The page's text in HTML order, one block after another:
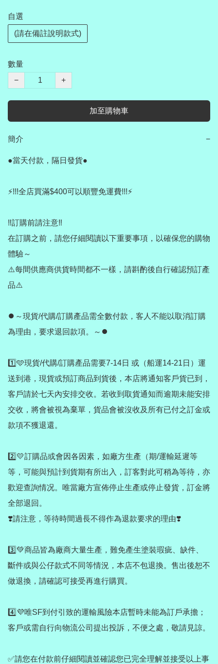
自選
(請在備註說明款式)
數量
−
+
加至購物車
簡介 −
●當天付款，隔日發貨●
⚡️!!!全店買滿$400可以順豐免運費!!!⚡️
‼️訂購前請注意‼️
在訂購之前，請您仔細閱讀以下重要事項，以確保您的購物
體驗～
⚠️每間供應商供貨時間都不一樣，請斟酌後自行確認預訂產
品⚠️
⏺️～現貨/代購/訂購產品需全數付款，客人不能以取消訂購
為理由，要求退回款項。～⏺️
1️⃣🩵現貨/代購/訂購產品需要7-14日 或（船運14-21日）運
送到港，現貨或預訂商品到貨後，本店將通知客戶貨已到，
客戶請於七天內安排交收。若收到取貨通知而逾期未能安排
交收，將會被視為棄單，貨品會被沒收及所有已付之訂金或
款項不獲退還。
2️⃣💛訂購品或會因各因素，如廠方生產（期/運輸延遲等
等，可能與預計到貨期有所出入，訂客對此可稍為等待，亦
歡迎查詢情况。唯當廠方宣佈停止生產或停止發貨，訂金將
全部退回。
❣️請注意，等待時間過長不得作為退款要求的理由❣️
3️⃣💚商品皆為廠商大量生產，難免產生塗裝瑕疵、缺件、
斷件或與公仔款式不同等情況，本店不包退換。售出後恕不
做退換，請確認可接受再進行購買。
4️⃣💜唯SF到付引致的運輸風險本店暫時未能為訂戶承擔；
客戶或需自行向物流公司提出投訴，不便之處，敬請見諒。
✅請您在付款前仔細閱讀並確認您已完全理解並接受以上事